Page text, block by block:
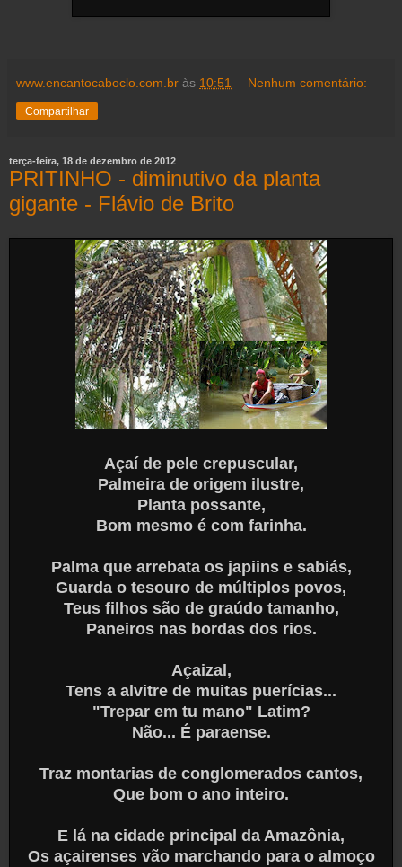
www.encantocaboclo.com.br às 10:51 Nenhum comentário:
Compartilhar
terça-feira, 18 de dezembro de 2012
PRITINHO - diminutivo da planta
gigante - Flávio de Brito
Açaí de pele crepuscular,
Palmeira de origem ilustre,
Planta possante,
Bom mesmo é com farinha.
Palma que arrebata os japiins e sabiás,
Guarda o tesouro de múltiplos povos,
Teus filhos são de graúdo tamanho,
Paneiros nas bordas dos rios.
Açaizal,
Tens a alvitre de muitas puerícias...
"Trepar em tu mano" Latim?
Não... É paraense.
Traz montarias de conglomerados cantos,
Que bom o ano inteiro.
E lá na cidade principal da Amazônia,
Os açairenses vão marchando para o almoço